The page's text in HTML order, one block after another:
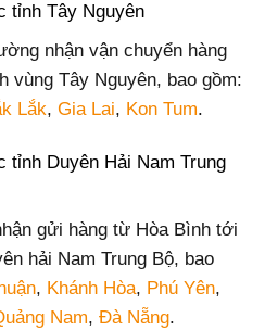
tỉnh Tây Nguyên
nhận vận chuyển hàng
vùng Tây Nguyên, bao gồm:
Lắk, Gia Lai, Kon Tum.
tỉnh Duyên Hải Nam Trung
gửi hàng từ Hòa Bình tới
hải Nam Trung Bộ, bao
, Khánh Hòa, Phú Yên,
Nam, Đà Nẵng.